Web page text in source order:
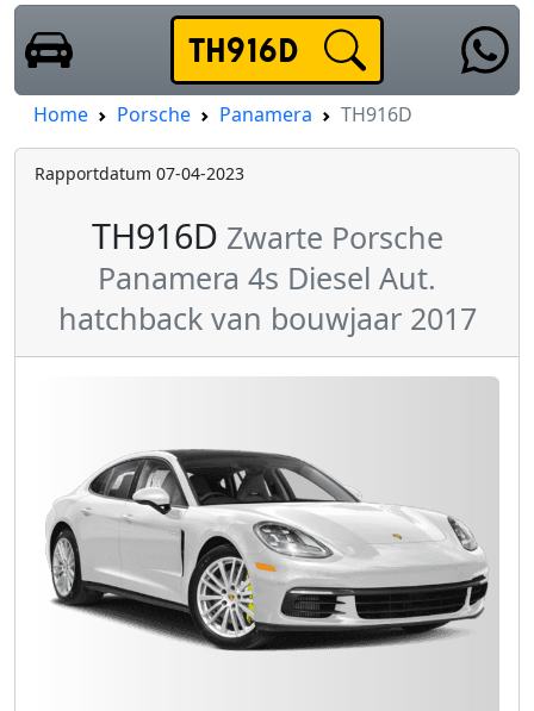
Home Porsche Panamera TH916D
Rapportdatum 07-04-2023
TH916D Zwarte Porsche
Panamera 4s Diesel Aut.
hatchback van bouwjaar 2017